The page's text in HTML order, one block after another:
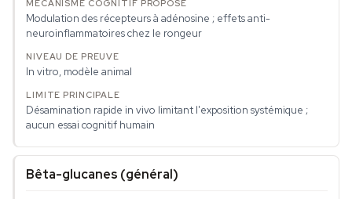
Modulation des récepteurs à adénosine ; effets anti-
neuroinflammatoires chez le rongeur
In vitro, modèle animal
Désamination rapide in vivo limitant l'exposition systémique ;
aucun essai cognitif humain
Bêta-glucanes (général)